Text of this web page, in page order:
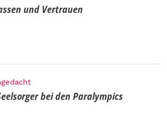
und Vertrauen
bei den Paralympics